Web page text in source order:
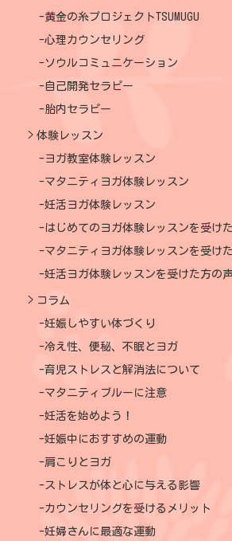
黄金の糸プロジェクトTSUMUGU
心理カウンセリング
ソウルコミュニケーション
自己開発セラピー
胎内セラピー
体験レッスン
ヨガ教室体験レッスン
マタニティヨガ体験レッスン
妊活ヨガ体験レッスン
はじめてのヨガ体験レッスンを受け
マタニティヨガ体験レッスンを受け
妊活ヨガ体験レッスンを受けた方の
コラム
妊娠しやすい体づくり
冷え性、便秘、不眠とヨガ
育児ストレスと解消法について
マタニティブルーに注意
妊活を始めよう！
妊娠中におすすめの運動
肩こりとヨガ
ストレスが体と心に与える影響
カウンセリングを受けるメリット
妊婦さんに最適な運動